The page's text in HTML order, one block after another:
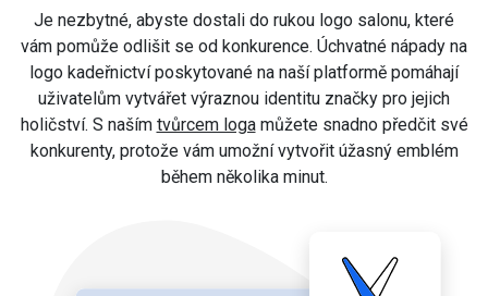
Je nezbytné, abyste dostali do rukou logo salonu, které
vám pomůže odlišit se od konkurence. Úchvatné nápady na
logo kadeřnictví poskytované na naší platformě pomáhají
uživatelům vytvářet výraznou identitu značky pro jejich
holičství. S naším tvůrcem logamůžete snadno předčit své
konkurenty, protože vám umožní vytvořit úžasný emblém
během několika minut.